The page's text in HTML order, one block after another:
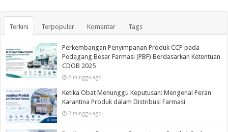
Terkini Terpopuler Komentar Tags
Perkembangan Penyimpanan Produk CCP pada
Pedagang Besar Farmasi (PBF) Berdasarkan Ketentuan
CDOB 2025
2 minggu ago
Ketika Obat Menunggu Keputusan: Mengenal Peran
Karantina Produk dalam Distribusi Farmasi
2 minggu ago